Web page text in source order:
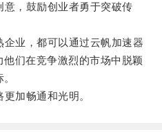
，鼓励创业者勇于突破传
业，都可以通过云帆加速器
们在竞争激烈的市场中脱颖
加畅通和光明。